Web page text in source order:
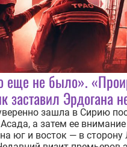
еще не было».
заставил Эрдогана
зашла в Сирию
а затем ее
юг и восток — в сторону